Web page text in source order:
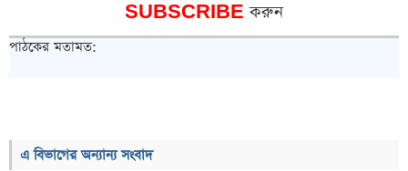
SUBSCRIBEকরুন
পাঠকের মতামত:
এ বিভাগের অন্যান্য সংবাদ